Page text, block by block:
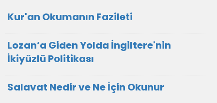
Kur'an Okumanın Fazileti
Lozan’a Giden Yolda İngiltere'nin
İkiyüzlü Politikası
Salavat Nedir ve Ne İçin Okunur